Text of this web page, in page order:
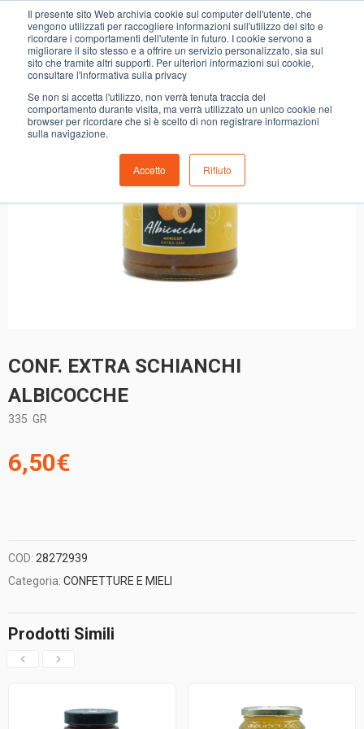
Il presente sito Web archivia cookie sul computer dell'utente, che
vengono utilizzati per raccogliere informazioni sull'utilizzo del sito e
ricordare i comportamenti dell'utente in futuro. I cookie servono a
migliorare il sito stesso e a offrire un servizio personalizzato, sia sul
sito che tramite altri supporti. Per ulteriori informazioni sui cookie,
consultare l'informativa sulla privacy
Se non si accetta l'utilizzo, non verrà tenuta traccia del
comportamento durante visita, ma verrà utilizzato un unico cookie nel
browser per ricordare che si è scelto di non registrare informazioni
sulla navigazione.
Accetto Rifiuto
CONF. EXTRA SCHIANCHI ALBICOCCHE
CONF. EXTRA SCHIANCHI
ALBICOCCHE
335 GR
6,50€
COD: 28272939
Categoria: CONFETTURE E MIELI
Prodotti Simili